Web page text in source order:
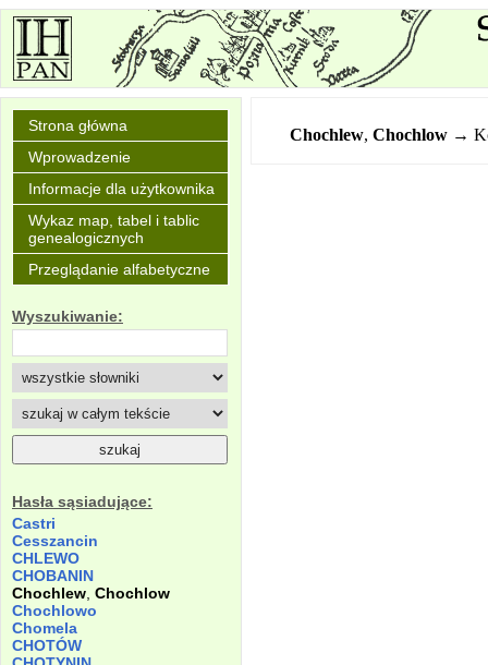
Strona główna
Wprowadzenie
Informacje dla użytkownika
Wykaz map, tabel i tablic
genealogicznych
Przeglądanie alfabetyczne
Wyszukiwanie:
Hasła sąsiadujące:
Castri
Cesszancin
CHLEWO
CHOBANIN
Chochlew Chochlow
Chochlowo
Chomela
CHOTÓW
Chochlew,Chochlow →